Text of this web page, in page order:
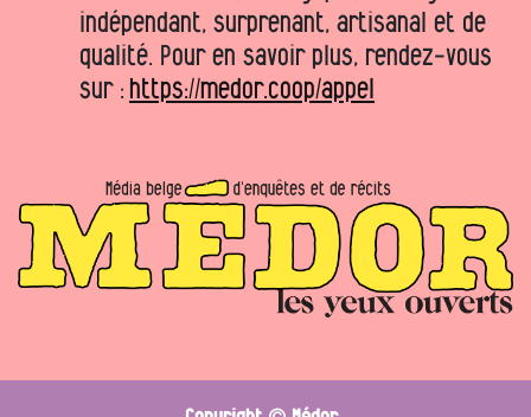
indépendant, surprenant, artisanal et de
qualité. Pour en savoir plus, rendez-vous
sur : https://medor.coop/appel